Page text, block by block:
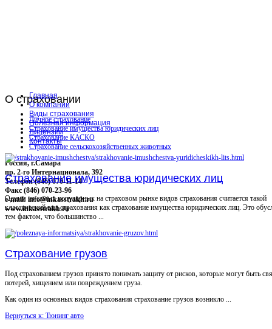
О страховании
Личное страхование
Страхование имущества юридических лиц
Страхование КАСКО
Страхование сельскохозяйственных животных
Россия, г.Самара
пр. 2-го Интернационала, 392
Телефон (846) 070-11-14
Факс (846) 070-23-96
e-mail: info@inkasstrakh.ru
www.inkasstrakh.ru
Главная
О компании
Виды страхования
Полезная информация
Лицензии
Контакты
Страхование имущества юридических лиц
Одним из самых популярных на страховом рынке видов страхования считается такой
классический вид страхования как страхование имущества юридических лиц. Это
тем фактом, что большинство ...
Страхование грузов
Под страхованием грузов принято понимать защиту от рисков, которые могут быть
потерей, хищением или повреждением груза.
Как один из основных видов страхования страхование грузов возникло ...
Вернуться к: Тюнинг авто